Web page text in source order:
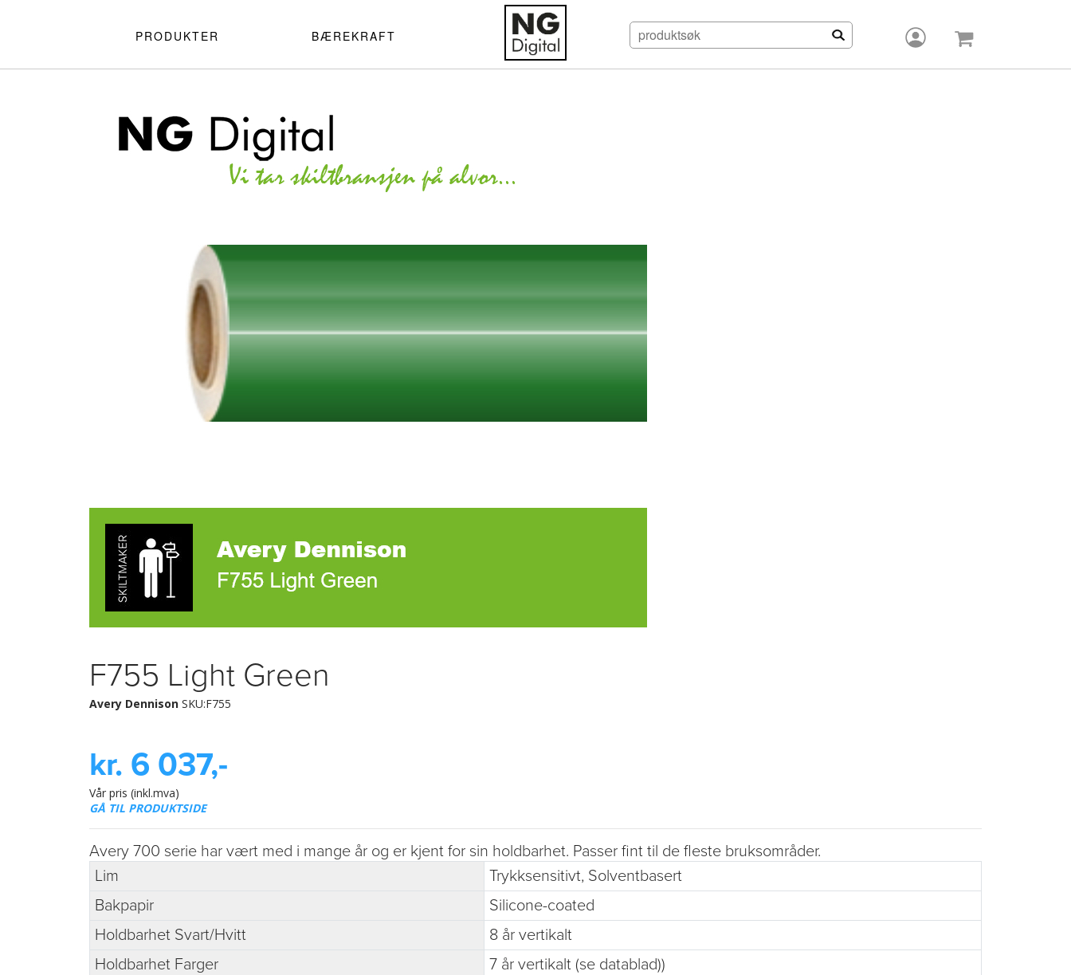
PRODUKTER BÆREKRAFT
F755 Light Green
Avery Dennison SKU:F755
kr. 6 037,-
Vår pris (inkl.mva)
GÅ TIL PRODUKTSIDE
Avery 700 serie har vært med i mange år og er kjent for sin holdbarhet. Passer fint til de fleste bruksområder.
Lim
Trykksensitivt, Solventbasert
Bakpapir
Silicone-coated
Holdbarhet Svart/Hvitt
8 år vertikalt
Holdbarhet Farger
7 år vertikalt (se datablad))